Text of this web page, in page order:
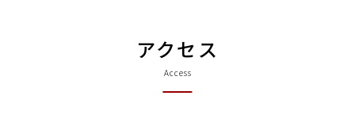
アクセス
Access